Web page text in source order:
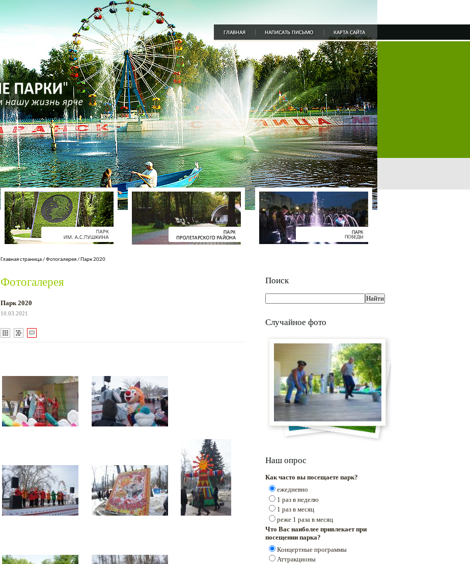
Главная страница/Фотогалерея/ Парк 2020
Фотогалерея
Парк 2020
10.03.2021
Поиск
Случайное фото
Наш опрос
Как часто вы посещаете парк?
ежедневно
1 раз в неделю
1 раз в месяц
реже 1 раза в месяц
Что Вас наиболее привлекает при
посещении парка?
Концертные программы
Аттракционы